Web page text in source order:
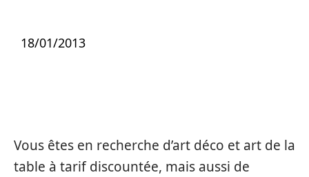
18/01/2013
Vous êtes en recherche d’art déco et art de la
table à tarif discountée, mais aussi de